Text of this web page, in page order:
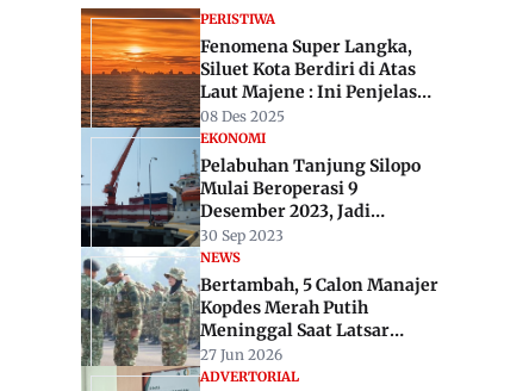
PERISTIWA
Fenomena Super Langka,
Siluet Kota Berdiri di Atas
Laut Majene : Ini Penjelasan
Ahli
08 Des 2025
EKONOMI
Pelabuhan Tanjung Silopo
Mulai Beroperasi 9
Desember 2023, Jadi
Penghubung Sulbar-
Malaysia
30 Sep 2023
NEWS
Bertambah, 5 Calon Manajer
Kopdes Merah Putih
Meninggal Saat Latsar
Militer
27 Jun 2026
ADVERTORIAL